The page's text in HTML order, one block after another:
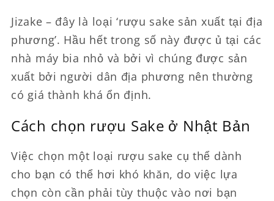
Jizake – đây là loại ‘rượu sake sản xuất tại địa
phương’. Hầu hết trong số này được ủ tại các
nhà máy bia nhỏ và bởi vì chúng được sản
xuất bởi người dân địa phương nên thường
có giá thành khá ổn định.
Cách chọn rượu Sake ở Nhật Bản
Việc chọn một loại rượu sake cụ thể dành
cho bạn có thể hơi khó khăn, do việc lựa
chọn còn cần phải tùy thuộc vào nơi bạn